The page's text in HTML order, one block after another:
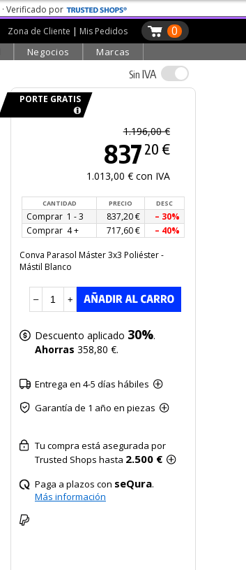
· Verificado por
0
Zona de Cliente | Mis Pedidos
Negocios Marcas
Sin IVA
PORTE GRATIS
1.196,00 €
837 20 €
1.013,00 € con IVA
CANTIDAD PRECIO DESC
Comprar 1 - 3 837,20 €
– 30%
Comprar 4 +
717,60 € – 40%
Conva Parasol Máster 3x3 Poliéster -
Mástil Blanco
– +
Descuento aplicado 30%.
Ahorras 358,80 €.
Entrega en 4-5 días hábiles
Garantía de 1 año en piezas
Tu compra está asegurada por
Trusted Shops hasta 2.500 €
Paga a plazos con seQura.
Más información